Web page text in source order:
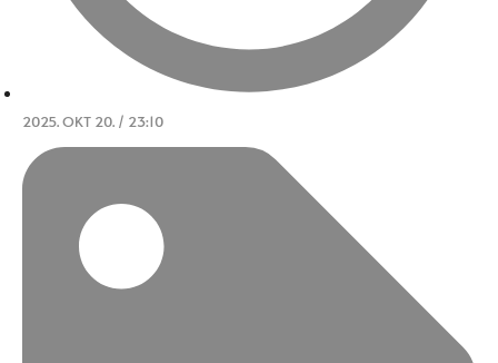
2025. OKT 20. / 23:10